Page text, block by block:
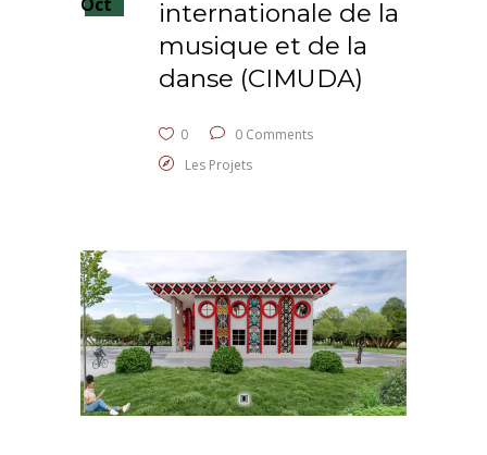
Oct
internationale de la
musique et de la
danse (CIMUDA)
0
0 Comments
Les Projets